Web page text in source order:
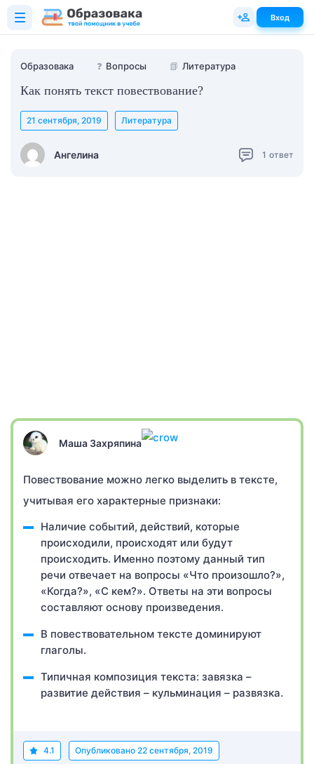
Образовака ❓ Вопросы 📗 Литература
Как понять текст повествование?
Ангелина
21 сентября, 2019 Литература
1 ответ
Маша Захряпина
Повествование можно легко выделить в тексте,
учитывая его характерные признаки:
Наличие событий, действий, которые
происходили, происходят или будут
происходить. Именно поэтому данный тип
речи отвечает на вопросы «Что произошло?»,
«Когда?», «С кем?». Ответы на эти вопросы
составляют основу произведения.
В повествовательном тексте доминируют
глаголы.
Типичная композиция текста: завязка –
развитие действия – кульминация – развязка.
4.1 Опубликовано 22 сентября, 2019
Вход